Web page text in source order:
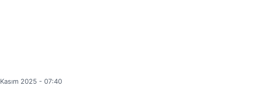
2025 - 07:40